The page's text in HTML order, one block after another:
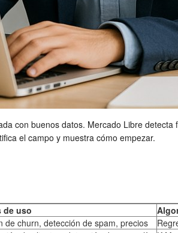
con buenos datos. Mercado Libre
el campo y muestra cómo empezar.
de uso
de churn, detección de spam, precios